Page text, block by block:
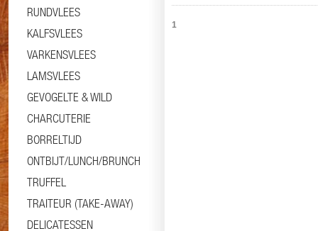
RUNDVLEES
KALFSVLEES
VARKENSVLEES
LAMSVLEES
GEVOGELTE & WILD
CHARCUTERIE
BORRELTIJD
ONTBIJT/LUNCH/BRUNCH
TRUFFEL
TRAITEUR (TAKE-AWAY)
DELICATESSEN
1